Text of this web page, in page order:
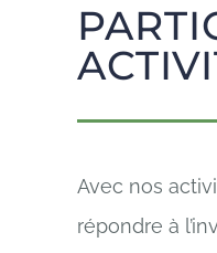
Avec nos
répondre à